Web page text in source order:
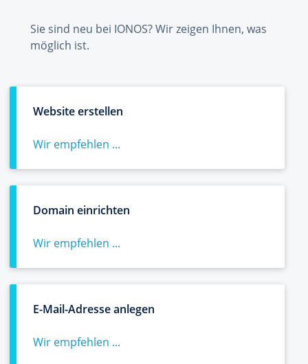
Sie sind neu bei IONOS? Wir zeigen Ihnen, was
möglich ist.
Website erstellen
Wir empfehlen ...
Domain einrichten
Wir empfehlen ...
E-Mail-Adresse anlegen
Wir empfehlen ...